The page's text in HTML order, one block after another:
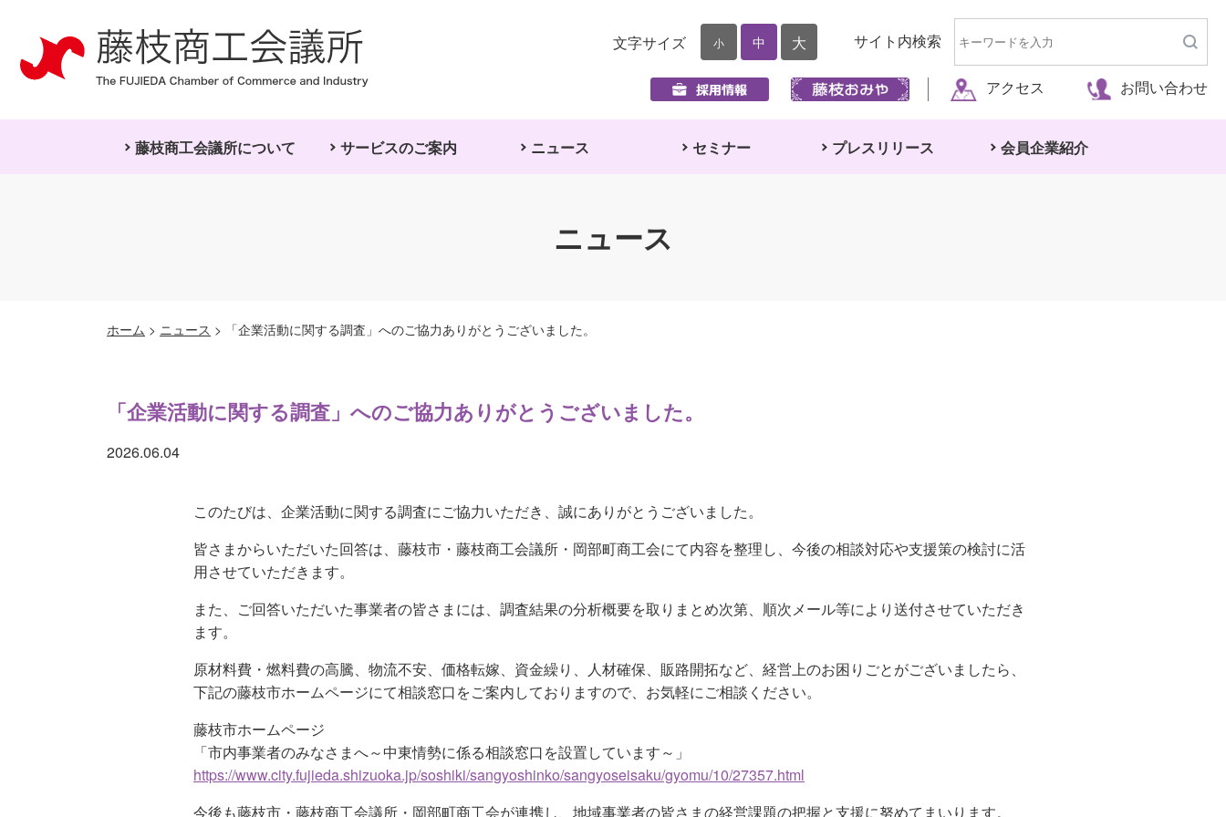
文字サイズ 小 中 大 サイト内検索
アクセス お問い合わせ
藤枝商工会議所について サービスのご案内 ニュース セミナー プレスリリース 会員企業紹介
ニュース
ホーム > ニュース > 「企業活動に関する調査」へのご協力ありがとうございました。
「企業活動に関する調査」へのご協力ありがとうございました。
2026.06.04
このたびは、企業活動に関する調査にご協力いただき、誠にありがとうございました。
皆さまからいただいた回答は、藤枝市・藤枝商工会議所・岡部町商工会にて内容を整理し、今後の相談対応や支援策の検討に活
用させていただきます。
また、ご回答いただいた事業者の皆さまには、調査結果の分析概要を取りまとめ次第、順次メール等により送付させていただき
ます。
原材料費・燃料費の高騰、物流不安、価格転嫁、資金繰り、人材確保、販路開拓など、経営上のお困りごとがございましたら、
下記の藤枝市ホームページにて相談窓口をご案内しておりますので、お気軽にご相談ください。
藤枝市ホームページ
「市内事業者のみなさまへ～中東情勢に係る相談窓口を設置しています～」
https://www.city.fujieda.shizuoka.jp/soshiki/sangyoshinko/sangyoseisaku/gyomu/10/27357.html
今後も藤枝市・藤枝商工会議所・岡部町商工会が連携し、地域事業者の皆さまの経営課題の把握と支援に努めてまいります。